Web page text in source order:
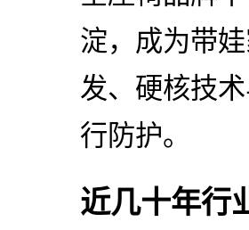
淀，成为带
发、硬核技
行防护。
近几十年行